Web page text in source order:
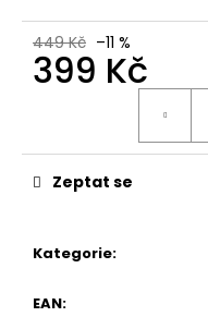
449 Kč –11 %
399 Kč
Kategorie:
EAN:
Zeptat se
KORKOVÝ
NAZOUVÁK
JEDNOPÁSKOVÝ
Kč
Kč